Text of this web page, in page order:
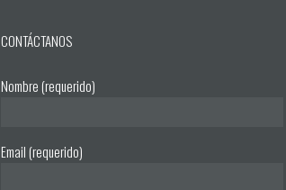
CONTÁCTANOS
Nombre (requerido)
Email (requerido)